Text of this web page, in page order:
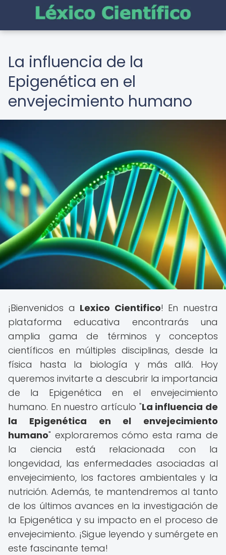
La influencia de la
Epigenética en el
envejecimiento humano
¡Bienvenidos a Lexico Cientifico! En nuestra
plataforma educativa encontrarás una
amplia gama de términos y conceptos
científicos en múltiples disciplinas, desde la
física hasta la biología y más allá. Hoy
queremos invitarte a descubrir la importancia
de la Epigenética en el envejecimiento
humano. En nuestro artículo "La influencia de
la Epigenética en el envejecimiento
humano" exploraremos cómo esta rama de
la ciencia está relacionada con la
longevidad, las enfermedades asociadas al
envejecimiento, los factores ambientales y la
nutrición. Además, te mantendremos al tanto
de los últimos avances en la investigación de
la Epigenética y su impacto en el proceso de
envejecimiento. ¡Sigue leyendo y sumérgete en
este fascinante tema!